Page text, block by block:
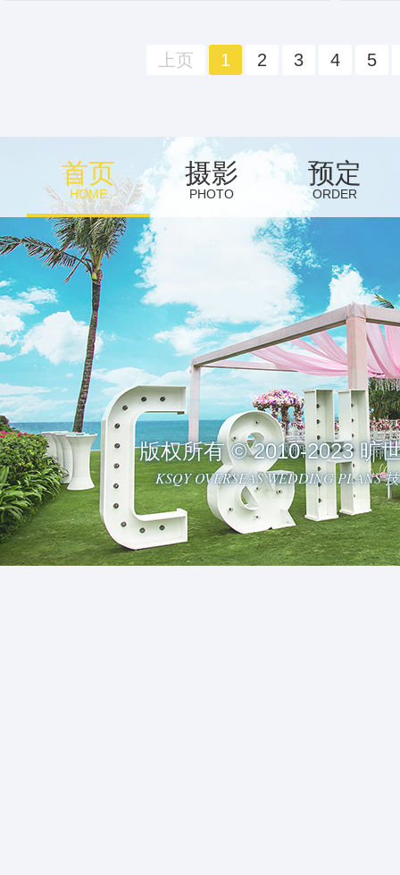
上页 1 2 3 4 5
首页
HOME
摄影
PHOTO
预定
ORDER
版权所有 © 2010-2023 旷
KSQY OVERSEAS WEDDING PLANS